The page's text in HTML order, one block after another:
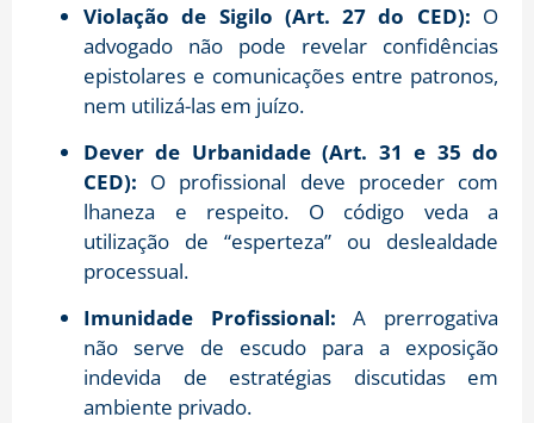
Violação de Sigilo (Art. 27 do CED): O
advogado não pode revelar confidências
epistolares e comunicações entre patronos,
nem utilizá-las em juízo.
Dever de Urbanidade (Art. 31 e 35 do
CED): O profissional deve proceder com
lhaneza e respeito. O código veda a
utilização de “esperteza” ou deslealdade
processual.
Imunidade Profissional: A prerrogativa
não serve de escudo para a exposição
indevida de estratégias discutidas em
ambiente privado.